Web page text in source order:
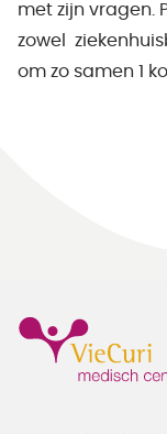
met zijn vragen.
zowel
om zo samen 1